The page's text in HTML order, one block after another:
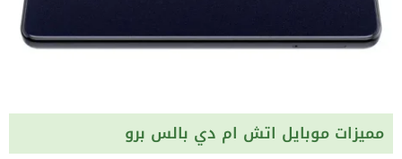
مميزات موبايل اتش ام دي بالس برو